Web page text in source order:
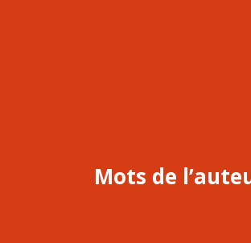
Mots de